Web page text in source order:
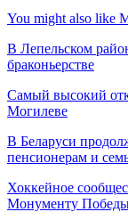
You might also like
В Лепельском
браконьерстве
Самый высокий
Могилеве
В Беларуси
пенсионерам и
Хоккейное
Монументу